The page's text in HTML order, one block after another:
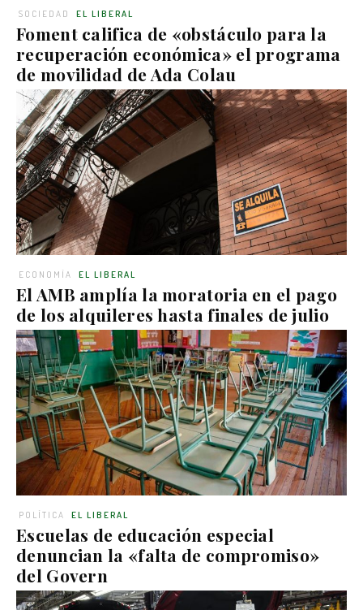
Foment califica de «obstáculo para la
recuperación económica» el programa
de movilidad de Ada Colau
SOCIEDAD EL LIBERAL
El AMB amplía la moratoria en el pago
de los alquileres hasta finales de julio
ECONOMÍA EL LIBERAL
Escuelas de educación especial
denuncian la «falta de compromiso»
del Govern
POLÍTICA EL LIBERAL